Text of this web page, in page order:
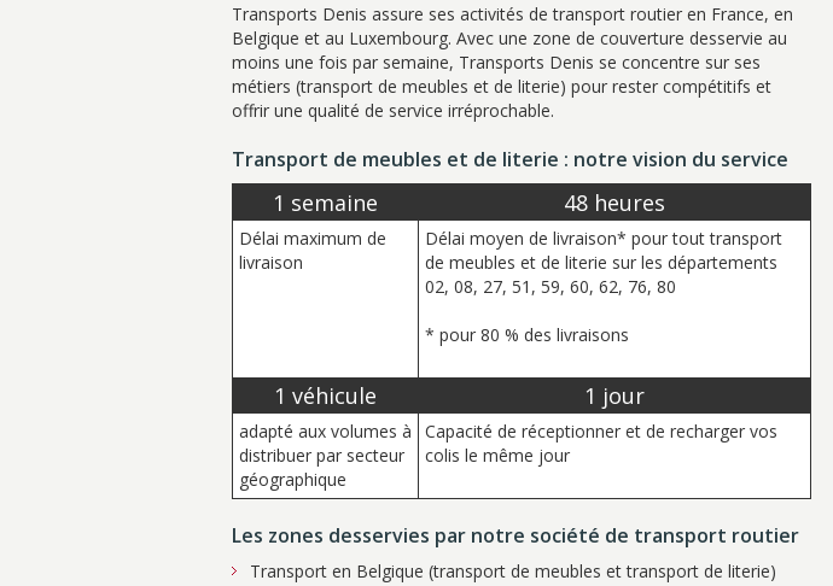
Transports Denis assure ses activités de transport routier en France, en
Belgique et au Luxembourg. Avec une zone de couverture desservie au
moins une fois par semaine, Transports Denis se concentre sur ses
métiers (transport de meubles et de literie) pour rester compétitifs et
offrir une qualité de service irréprochable.
Transport de meubles et de literie : notre vision du service
1 semaine 48 heures
Délai maximum de
livraison
Délai moyen de livraison* pour tout transport
de meubles et de literie sur les départements
02, 08, 27, 51, 59, 60, 62, 76, 80
* pour 80 % des livraisons
1 véhicule 1 jour
adapté aux volumes à
distribuer par secteur
géographique
Capacité de réceptionner et de recharger vos
colis le même jour
Les zones desservies par notre société de transport routier
Transport en Belgique (transport de meubles et transport de literie)